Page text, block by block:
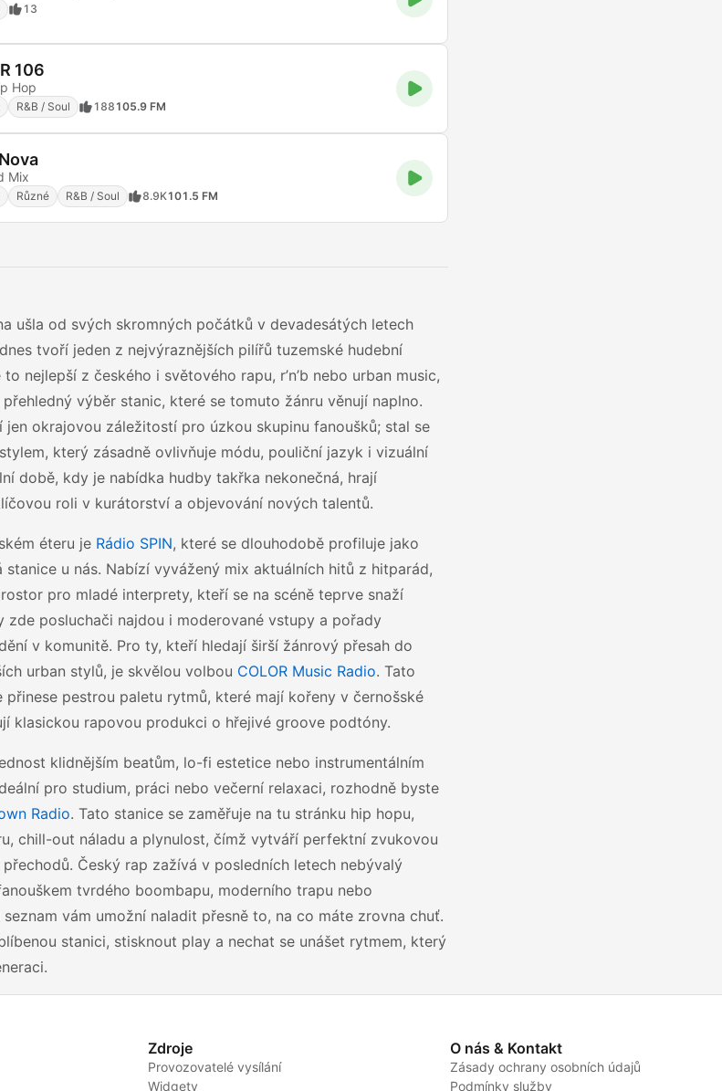
13
106
Hop
R&B / Soul 188105.9 FM
Mix
Různé R&B / Soul 8.9K101.5 FM
ušla od svých skromných počátků v devadesátých letech
tvoří jeden z nejvýraznějších pilířů tuzemské hudební
nejlepší z českého i světového rapu, r’n’b nebo urban music,
výběr stanic, které se tomuto žánru věnují naplno.
jen okrajovou záležitostí pro úzkou skupinu fanoušků; stal se
který zásadně ovlivňuje módu, pouliční jazyk i vizuální
době, kdy je nabídka hudby takřka nekonečná, hrají
roli v kurátorství a objevování nových talentů.
éteru je Rádio SPIN, které se dlouhodobě profiluje jako
stanice u nás. Nabízí vyvážený mix aktuálních hitů z hitparád,
pro mladé interprety, kteří se na scéně teprve snaží
zde posluchači najdou i moderované vstupy a pořady
v komunitě. Pro ty, kteří hledají širší žánrový přesah do
urban stylů, je skvělou volbou COLOR Music Radio. Tato
přinese pestrou paletu rytmů, které mají kořeny v černošské
klasickou rapovou produkci o hřejivé groove podtóny.
klidnějším beatům, lo-fi estetice nebo instrumentálním
pro studium, práci nebo večerní relaxaci, rozhodně byste
Radio. Tato stanice se zaměřuje na tu stránku hip hopu,
chill-out náladu a plynulost, čímž vytváří perfektní zvukovou
Český rap zažívá v posledních letech nebývalý
tvrdého boombapu, moderního trapu nebo
seznam vám umožní naladit přesně to, na co máte zrovna chuť.
stanici, stisknout play a nechat se unášet rytmem, který
Zdroje
Provozovatelé vysílání
Widgety
O nás & Kontakt
Zásady ochrany osobních údajů
Podmínky služby